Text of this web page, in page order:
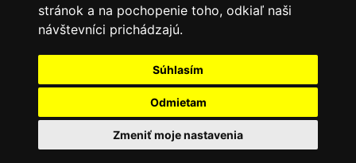
stránok a na pochopenie toho, odkiaľ naši
návštevníci prichádzajú.
Súhlasím
Odmietam
Zmeniť moje nastavenia